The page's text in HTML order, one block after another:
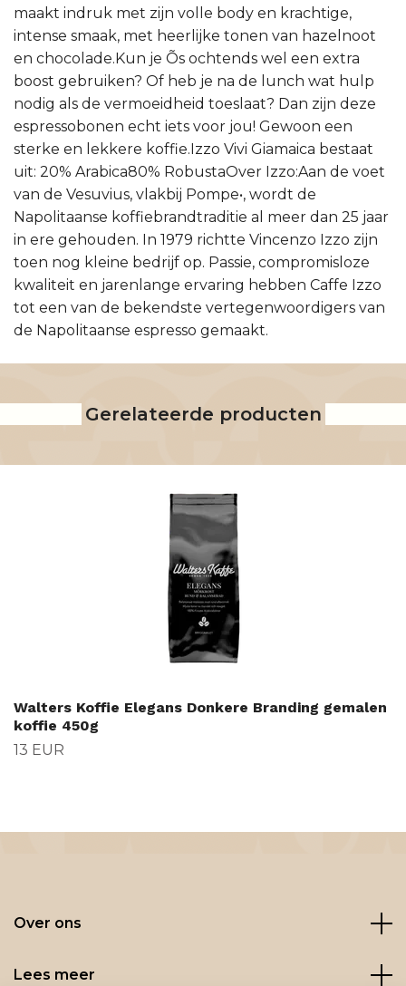
maakt indruk met zijn volle body en krachtige,
intense smaak, met heerlijke tonen van hazelnoot
en chocolade.Kun je Õs ochtends wel een extra
boost gebruiken? Of heb je na de lunch wat hulp
nodig als de vermoeidheid toeslaat? Dan zijn deze
espressobonen echt iets voor jou! Gewoon een
sterke en lekkere koffie.Izzo Vivi Giamaica bestaat
uit: 20% Arabica80% RobustaOver Izzo:Aan de voet
van de Vesuvius, vlakbij Pompe•, wordt de
Napolitaanse koffiebrandtraditie al meer dan 25 jaar
in ere gehouden. In 1979 richtte Vincenzo Izzo zijn
toen nog kleine bedrijf op. Passie, compromisloze
kwaliteit en jarenlange ervaring hebben Caffe Izzo
tot een van de bekendste vertegenwoordigers van
de Napolitaanse espresso gemaakt.
Gerelateerde producten
Walters Koffie Elegans Donkere Branding gemalen
koffie 450g
13 EUR
Over ons
Lees meer